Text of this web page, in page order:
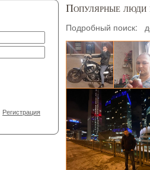
Регистрация
Популярные
Подробный поиск:
Артемий,